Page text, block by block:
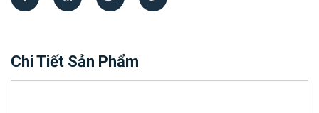
Chi Tiết Sản Phẩm